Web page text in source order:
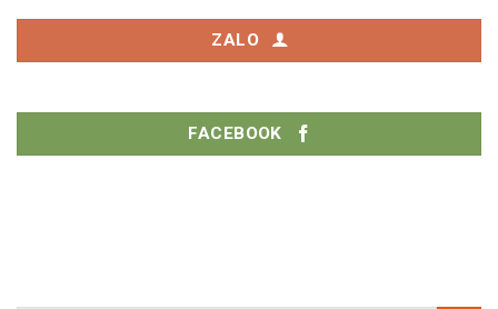
ZALO
FACEBOOK